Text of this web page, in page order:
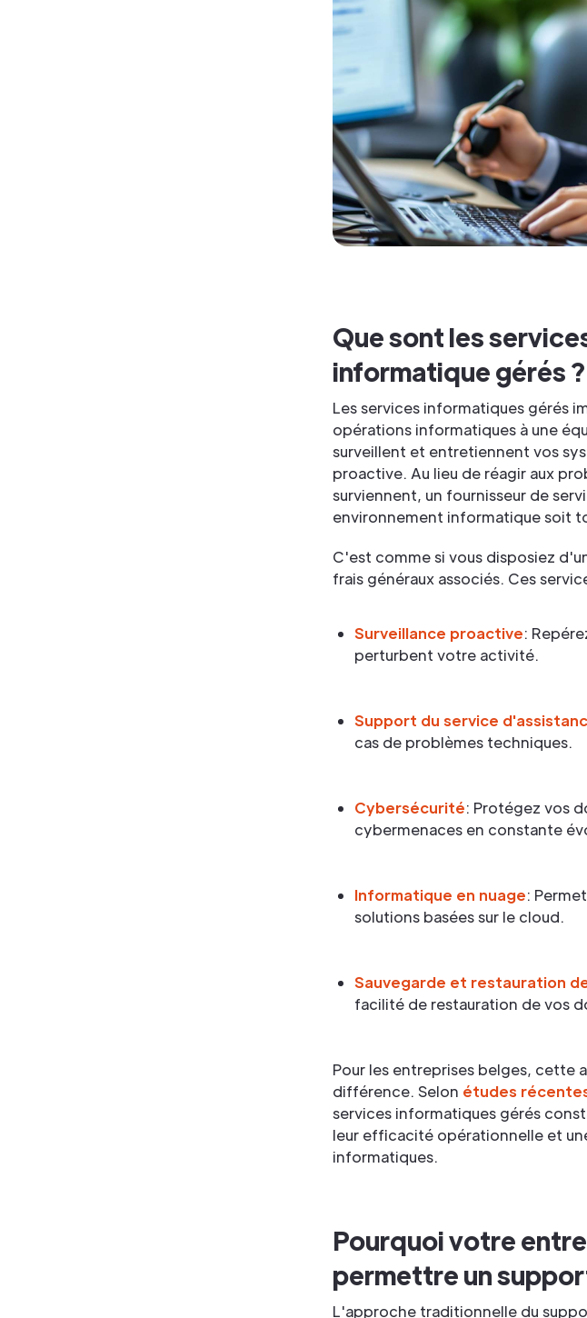
Que sont les
informatique gérés ?
Les services informatiques gérés
opérations informatiques à une
surveillent et entretiennent vos
proactive. Au lieu de réagir aux
surviennent, un fournisseur de
environnement informatique soit
C'est comme si vous disposiez
frais généraux associés. Ces
Surveillance proactive:
perturbent votre activité.
Support du service
cas de problèmes techniques.
Cybersécurité: Protégez vos
cybermenaces en constante
Informatique en nuage:
solutions basées sur le cloud.
Sauvegarde et restauration
facilité de restauration de vos
Pour les entreprises belges,
différence. Selon études
services informatiques gérés
leur efficacité opérationnelle et
informatiques.
Pourquoi votre
permettre un
L'approche traditionnelle du